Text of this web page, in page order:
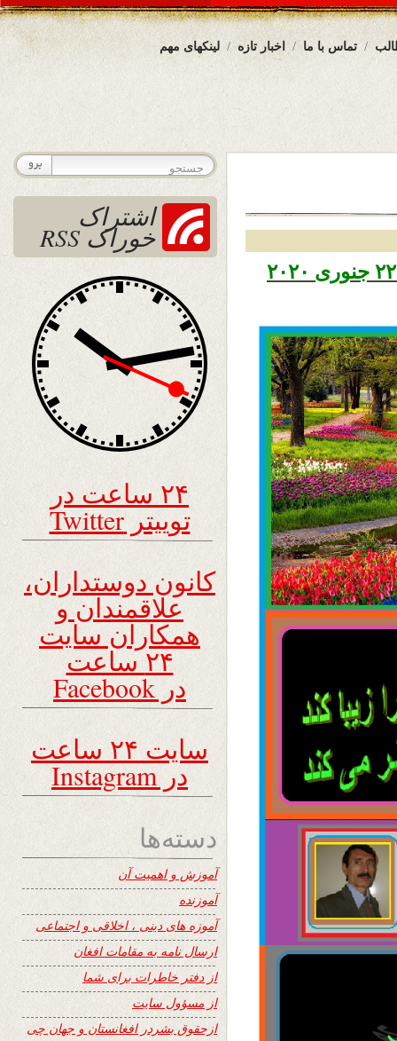
لینکهای مهم اخبار تازه تماس با ما
تاریخ نشر چهار شنبه دوم دلو ۱۳۹۸ – ۲۲ جنوری ۲۰۲۰
اشتراک
خوراک RSS
۲۴ ساعت در
توییتر Twitter
کانون دوستداران،
علاقمندان و
همکاران سایت
۲۴ ساعت
در Facebook
سایت ۲۴ ساعت
در Instagram
دسته‌ها
آموزش و اهمیت آن
آموزنده
آموزه های دینی ، اخلاقی و اجتماعی
ارسال نامه به مقامات افغان
از دفتر خاطرات برای شما
از مسؤول سایت
ازحقوق بشردر افغانستان و جهان چی